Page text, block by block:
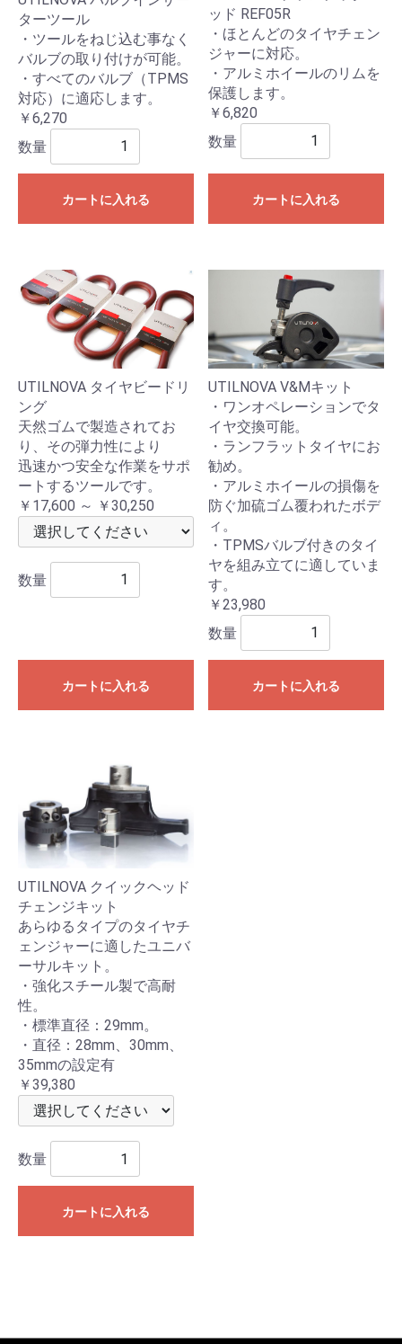
ターツール
・ツールをねじ込む事なく
バルブの取り付けが可能。
・すべてのバルブ（TPMS
対応）に適応します。
￥6,270
数量
カートに入れる
ッド REF05R
・ほとんどのタイヤチェン
ジャーに対応。
・アルミホイールのリムを
保護します。
￥6,820
数量
カートに入れる
UTILNOVA タイヤビードリ
ング
天然ゴムで製造されてお
り、その弾力性により
迅速かつ安全な作業をサポ
ートするツールです。
￥17,600 ～ ￥30,250
数量
カートに入れる
UTILNOVA V&Mキット
・ワンオペレーションでタ
イヤ交換可能。
・ランフラットタイヤにお
勧め。
・アルミホイールの損傷を
防ぐ加硫ゴム覆われたボデ
ィ。
・TPMSバルブ付きのタイ
ヤを組み立てに適していま
す。
￥23,980
数量
カートに入れる
UTILNOVA クイックヘッド
チェンジキット
あらゆるタイプのタイヤチ
ェンジャーに適したユニバ
ーサルキット。
・強化スチール製で高耐
性。
・標準直径：29mm。
・直径：28mm、30mm、
35mmの設定有
￥39,380
数量
カートに入れる